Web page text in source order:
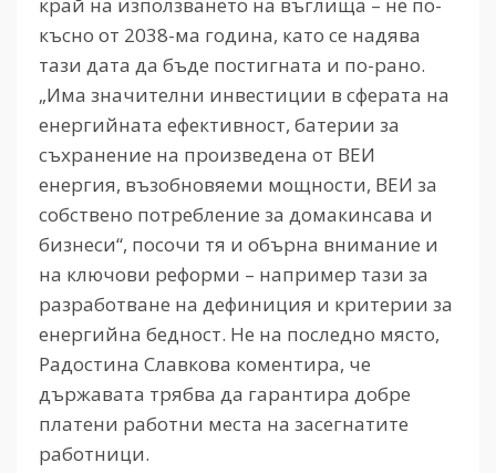
край на използването на въглища – не по-
късно от 2038-ма година, като се надява
тази дата да бъде постигната и по-рано.
„Има значителни инвестиции в сферата на
енергийната ефективност, батерии за
съхранение на произведена от ВЕИ
енергия, възобновяеми мощности, ВЕИ за
собствено потребление за домакинсава и
бизнеси“, посочи тя и обърна внимание и
на ключови реформи – например тази за
разработване на дефиниция и критерии за
енергийна бедност. Не на последно място,
Радостина Славкова коментира, че
държавата трябва да гарантира добре
платени работни места на засегнатите
работници.